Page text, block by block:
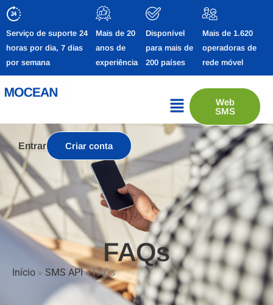
Serviço de suporte 24
horas por dia, 7 dias
por semana
Mais de 20
anos de
experiência
Disponível
para mais de
200 países
Mais de 1.620
operadoras de
rede móvel
Web
SMS
Entrar Criar conta
FAQs
Início » SMS API»FAQs